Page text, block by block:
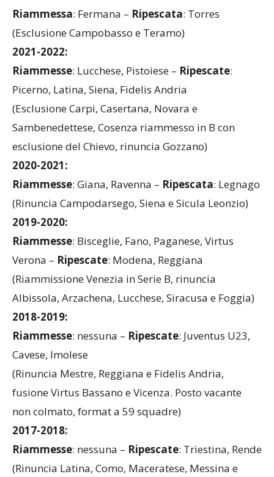
Riammessa: Fermana – Ripescata: Torres
(Esclusione Campobasso e Teramo)
2021-2022:
Riammesse: Lucchese, Pistoiese – Ripescate:
Picerno, Latina, Siena, Fidelis Andria
(Esclusione Carpi, Casertana, Novara e
Sambenedettese, Cosenza riammesso in B con
esclusione del Chievo, rinuncia Gozzano)
2020-2021:
Riammesse: Giana, Ravenna – Ripescata: Legnago
(Rinuncia Campodarsego, Siena e Sicula Leonzio)
2019-2020:
Riammesse: Bisceglie, Fano, Paganese, Virtus
Verona – Ripescate: Modena, Reggiana
(Riammissione Venezia in Serie B, rinuncia
Albissola, Arzachena, Lucchese, Siracusa e Foggia)
2018-2019:
Riammesse: nessuna – Ripescate: Juventus U23,
Cavese, Imolese
(Rinuncia Mestre, Reggiana e Fidelis Andria,
fusione Virtus Bassano e Vicenza. Posto vacante
non colmato, format a 59 squadre)
2017-2018:
Riammesse: nessuna – Ripescate: Triestina, Rende
(Rinuncia Latina, Como, Maceratese, Messina e